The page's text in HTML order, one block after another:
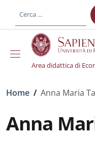
al contenuto
Area didattica di
Briciole di pane
Home / Anna Maria
Anna